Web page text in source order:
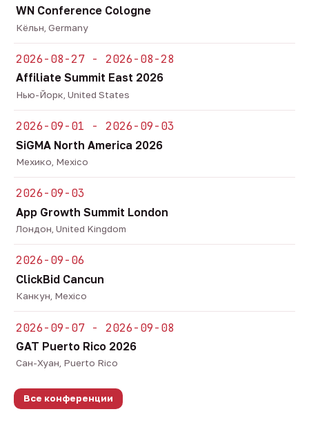
WN Conference Cologne
Кёльн, Germany
2026-08-27 - 2026-08-28
Affiliate Summit East 2026
Нью-Йорк, United States
2026-09-01 - 2026-09-03
SiGMA North America 2026
Мехико, Mexico
2026-09-03
App Growth Summit London
Лондон, United Kingdom
2026-09-06
ClickBid Cancun
Канкун, Mexico
2026-09-07 - 2026-09-08
GAT Puerto Rico 2026
Сан-Хуан, Puerto Rico
Все конференции